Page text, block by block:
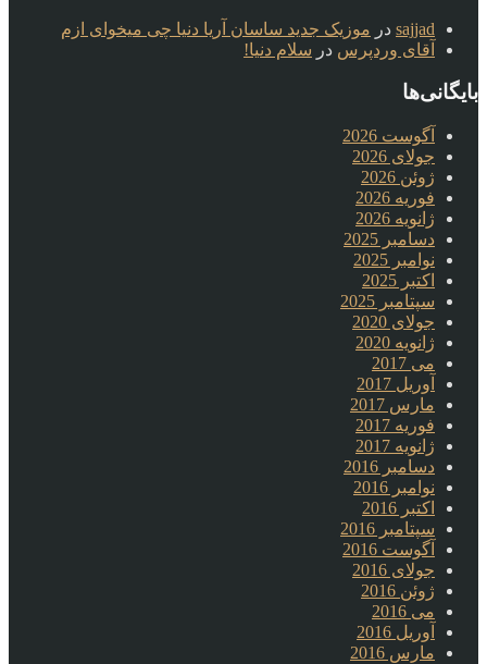
sajjad در موزیک جدید ساسان آریا دنیا چی میخوای ازم
آقای وردپرس در سلام دنیا!
بایگانی‌ها
آگوست 2026
جولای 2026
ژوئن 2026
فوریه 2026
ژانویه 2026
دسامبر 2025
نوامبر 2025
اکتبر 2025
سپتامبر 2025
جولای 2020
ژانویه 2020
می 2017
آوریل 2017
مارس 2017
فوریه 2017
ژانویه 2017
دسامبر 2016
نوامبر 2016
اکتبر 2016
سپتامبر 2016
آگوست 2016
جولای 2016
ژوئن 2016
می 2016
آوریل 2016
مارس 2016